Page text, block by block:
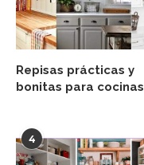
Repisas prácticas y
bonitas para cocinas
4